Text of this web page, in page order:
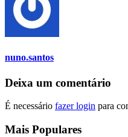
nuno.santos
Deixa um comentário
É necessário fazer login para
Mais Populares